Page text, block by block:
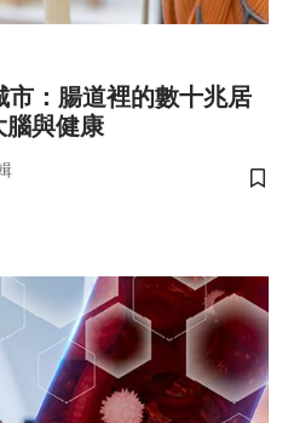
：腸道裡的數十兆居
腦與健康
儲